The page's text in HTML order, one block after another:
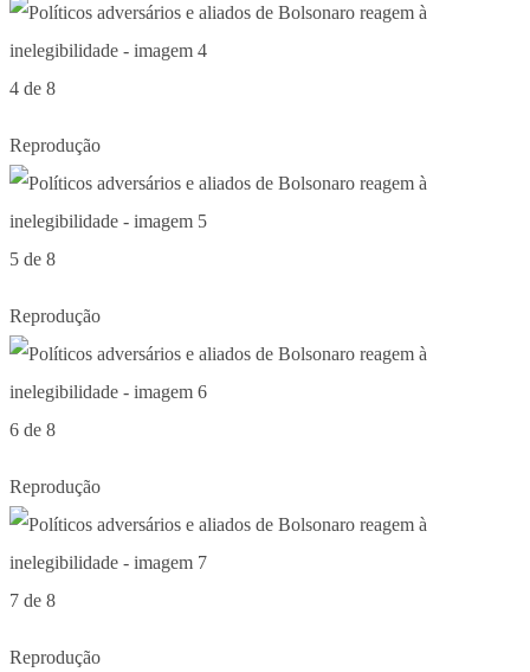
4 de 8
Reprodução
5 de 8
Reprodução
6 de 8
Reprodução
7 de 8
Reprodução